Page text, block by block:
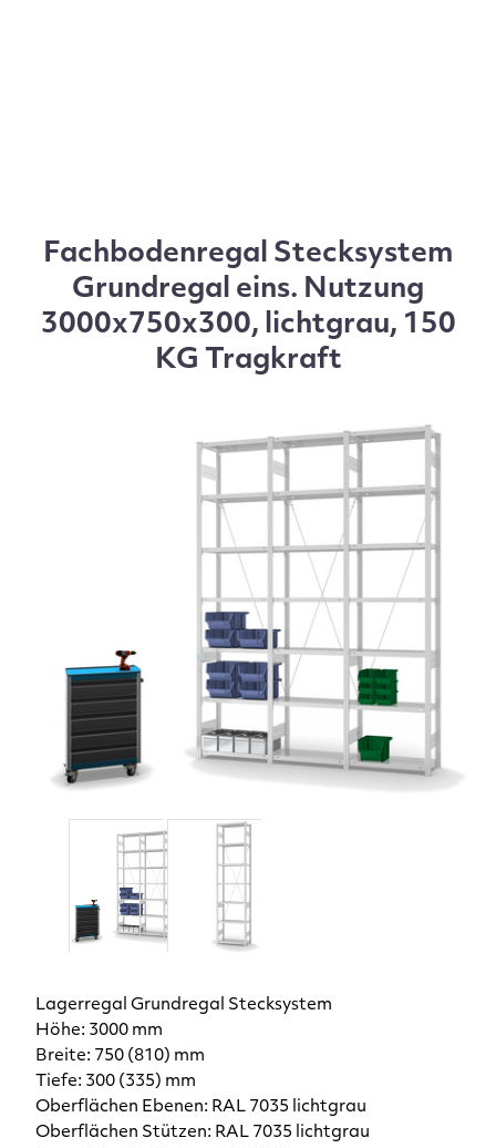
Fachbodenregal Stecksystem
Grundregal eins. Nutzung
3000x750x300, lichtgrau, 150
KG Tragkraft
Lagerregal Grundregal Stecksystem
Höhe: 3000 mm
Breite: 750 (810) mm
Tiefe: 300 (335) mm
Oberflächen Ebenen: RAL 7035 lichtgrau
Oberflächen Stützen: RAL 7035 lichtgrau